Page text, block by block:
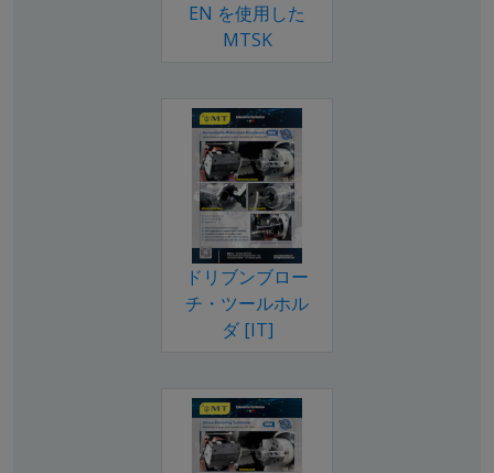
EN を使用した
MTSK
ドリブンブロー
チ・ツールホル
ダ [IT]